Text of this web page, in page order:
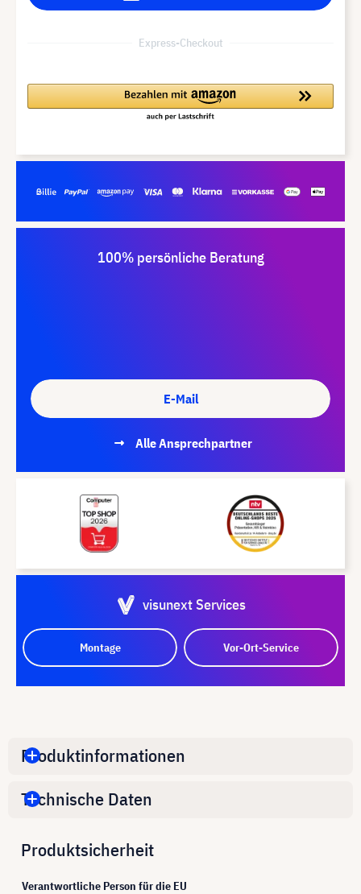
Express-Checkout
100% persönliche Beratung
E-Mail
Alle Ansprechpartner
visunext Services
Montage Vor-Ort-Service
Produktinformationen
Technische Daten
Produktsicherheit
Verantwortliche Person für die EU